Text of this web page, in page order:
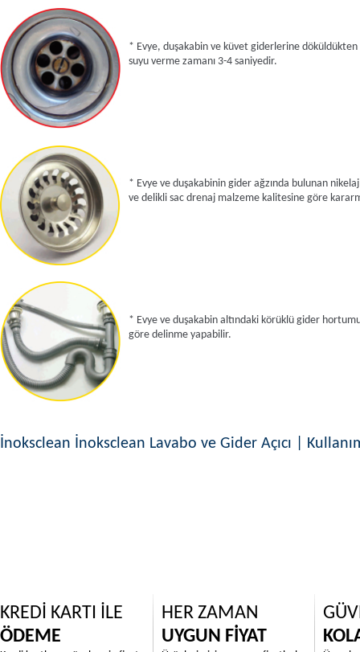
* Evye, duşakabin ve küvet giderlerine döküldükten
suyu verme zamanı 3-4 saniyedir.
* Evye ve duşakabinin gider ağzında bulunan
ve delikli sac drenaj malzeme kalitesine göre
* Evye ve duşakabin altındaki körüklü gider
göre delinme yapabilir.
İnoksclean İnoksclean Lavabo ve Gider Açıcı |
KREDİ KARTI İLE
ÖDEME
HER ZAMAN
UYGUN FİYAT